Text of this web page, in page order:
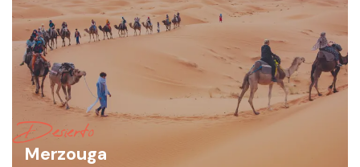
Desierto
Merzouga